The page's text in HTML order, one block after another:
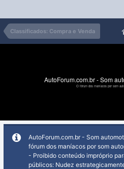
Classificados: Compra e Venda
AutoForum.com.br - Som
O fórum dos maníacos por som
AutoForum.com.br - Som
fórum dos maníacos por som
- Proibido conteúdo impróprio
públicos: Nudez